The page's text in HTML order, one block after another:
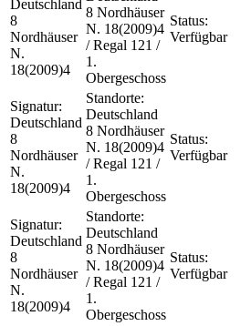
Deutschland
8
Nordhäuser
N.
18(2009)4
8 Nordhäuser
N. 18(2009)4
/ Regal 121 /
1.
Obergeschoss
Status:
Verfügbar
Signatur:
Deutschland
8
Nordhäuser
N.
18(2009)4
Standorte:
Deutschland
8 Nordhäuser
N. 18(2009)4
/ Regal 121 /
1.
Obergeschoss
Status:
Verfügbar
Signatur:
Deutschland
8
Nordhäuser
N.
18(2009)4
Standorte:
Deutschland
8 Nordhäuser
N. 18(2009)4
/ Regal 121 /
1.
Obergeschoss
Status:
Verfügbar